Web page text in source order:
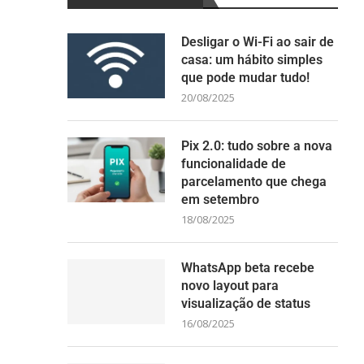
Desligar o Wi-Fi ao sair de
casa: um hábito simples
que pode mudar tudo!
20/08/2025
Pix 2.0: tudo sobre a nova
funcionalidade de
parcelamento que chega
em setembro
18/08/2025
WhatsApp beta recebe
novo layout para
visualização de status
16/08/2025